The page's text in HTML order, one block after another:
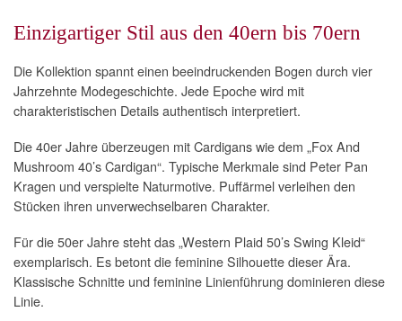
Einzigartiger Stil aus den 40ern bis 70ern
Die Kollektion spannt einen beeindruckenden Bogen durch vier
Jahrzehnte Modegeschichte. Jede Epoche wird mit
charakteristischen Details authentisch interpretiert.
Die 40er Jahre überzeugen mit Cardigans wie dem „Fox And
Mushroom 40’s Cardigan“. Typische Merkmale sind Peter Pan
Kragen und verspielte Naturmotive. Puffärmel verleihen den
Stücken ihren unverwechselbaren Charakter.
Für die 50er Jahre steht das „Western Plaid 50’s Swing Kleid“
exemplarisch. Es betont die feminine Silhouette dieser Ära.
Klassische Schnitte und feminine Linienführung dominieren diese
Linie.